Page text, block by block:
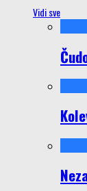
Vidi sve